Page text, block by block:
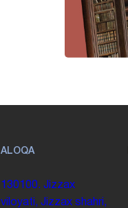
ALOQA
130100. Jizzax
viloyati, Jizzax shahri,